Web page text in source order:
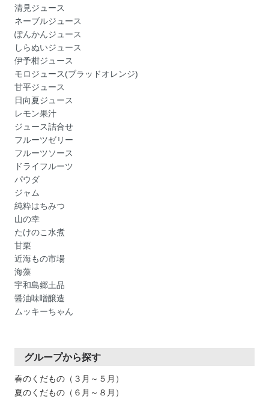
清見ジュース
ネーブルジュース
ぽんかんジュース
しらぬいジュース
伊予柑ジュース
モロジュース(ブラッドオレンジ)
甘平ジュース
日向夏ジュース
レモン果汁
ジュース詰合せ
フルーツゼリー
フルーツソース
ドライフルーツ
パウダ
ジャム
純粋はちみつ
山の幸
たけのこ水煮
甘栗
近海もの市場
海藻
宇和島郷土品
醤油味噌醸造
ムッキーちゃん
グループから探す
春のくだもの（３月～５月）
夏のくだもの（６月～８月）